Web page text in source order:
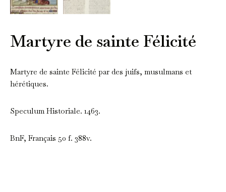
Martyre de sainte Félicité
Martyre de sainte Félicité par des juifs, musulmans et
hérétiques.
Speculum Historiale. 1463.
BnF, Français 50 f. 388v.